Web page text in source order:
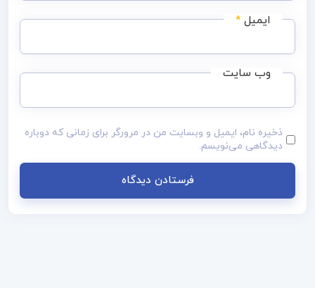
ایمیل *
وب‌ سایت
ذخیره نام، ایمیل و وبسایت من در مرورگر برای زمانی که دوباره
دیدگاهی می‌نویسم.